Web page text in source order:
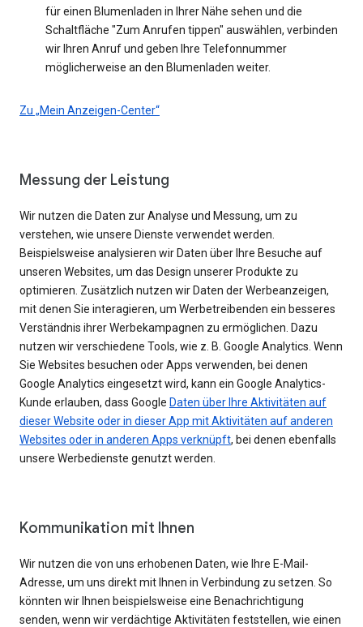
für einen Blumenladen in Ihrer Nähe sehen und die
Schaltfläche "Zum Anrufen tippen" auswählen, verbinden
wir Ihren Anruf und geben Ihre Telefonnummer
möglicherweise an den Blumenladen weiter.
Zu „Mein Anzeigen-Center“
Messung der Leistung
Wir nutzen die Daten zur Analyse und Messung, um zu
verstehen, wie unsere Dienste verwendet werden.
Beispielsweise analysieren wir Daten über Ihre Besuche auf
unseren Websites, um das Design unserer Produkte zu
optimieren. Zusätzlich nutzen wir Daten der Werbeanzeigen,
mit denen Sie interagieren, um Werbetreibenden ein besseres
Verständnis ihrer Werbekampagnen zu ermöglichen. Dazu
nutzen wir verschiedene Tools, wie z. B. Google Analytics. Wenn
Sie Websites besuchen oder Apps verwenden, bei denen
Google Analytics eingesetzt wird, kann ein Google Analytics-
Kunde erlauben, dass Google Daten über Ihre Aktivitäten auf
dieser Website oder in dieser App mit Aktivitäten auf anderen
Websites oder in anderen Apps verknüpft, bei denen ebenfalls
unsere Werbedienste genutzt werden.
Kommunikation mit Ihnen
Wir nutzen die von uns erhobenen Daten, wie Ihre E-Mail-
Adresse, um uns direkt mit Ihnen in Verbindung zu setzen. So
könnten wir Ihnen beispielsweise eine Benachrichtigung
senden, wenn wir verdächtige Aktivitäten feststellen, wie einen